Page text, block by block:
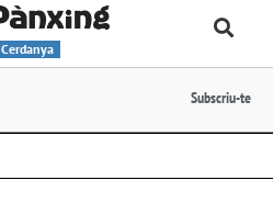
Cerdanya
Subscriu-te